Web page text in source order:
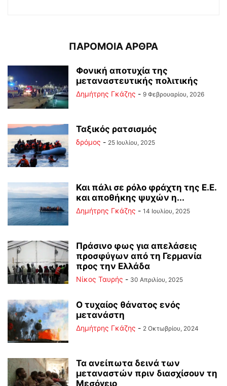
ΠΑΡΟΜΟΙΑ ΑΡΘΡΑ
Φονική αποτυχία της
μεταναστευτικής πολιτικής
Δημήτρης Γκάζης - 9 Φεβρουαρίου, 2026
Ταξικός ρατσισμός
δρόμος - 25 Ιουλίου, 2025
Και πάλι σε ρόλο φράχτη της Ε.Ε.
και αποθήκης ψυχών η...
Δημήτρης Γκάζης - 14 Ιουλίου, 2025
Πράσινο φως για απελάσεις
προσφύγων από τη Γερμανία
προς την Ελλάδα
Νίκος Ταυρής - 30 Απριλίου, 2025
Ο τυχαίος θάνατος ενός
μετανάστη
Δημήτρης Γκάζης - 2 Οκτωβρίου, 2024
Τα ανείπωτα δεινά των
μεταναστών πριν διασχίσουν τη
Μεσόγειο